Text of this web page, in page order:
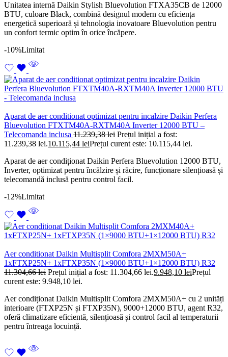
Unitatea internă Daikin Stylish Bluevolution FTXA35CB de 12000
BTU, culoare Black, combină designul modern cu eficiența
energetică superioară și tehnologia inovatoare Bluevolution pentru
un confort termic optim în orice încăpere.
-10%Limitat
Aparat de aer conditionat optimizat pentru incalzire Daikin Perfera
Bluevolution FTXTM40A-RXTM40A Inverter 12000 BTU –
Telecomanda inclusa 11.239,38lei Prețul inițial a fost:
11.239,38 lei.10.115,44 leiPrețul curent este: 10.115,44 lei.
Aparat de aer condiționat Daikin Perfera Bluevolution 12000 BTU,
Inverter, optimizat pentru încălzire și răcire, funcționare silențioasă și
telecomandă inclusă pentru control facil.
-12%Limitat
Aer conditionat Daikin Multisplit Comfora 2MXM50A+
1xFTXP25N+ 1xFTXP35N (1×9000 BTU+1×12000 BTU) R32
11.304,66lei Prețul inițial a fost: 11.304,66 lei.9.948,10 leiPrețul
curent este: 9.948,10 lei.
Aer condiționat Daikin Multisplit Comfora 2MXM50A+ cu 2 unități
interioare (FTXP25N și FTXP35N), 9000+12000 BTU, agent R32,
oferă climatizare eficientă, silențioasă și control facil al temperaturii
pentru întreaga locuință.